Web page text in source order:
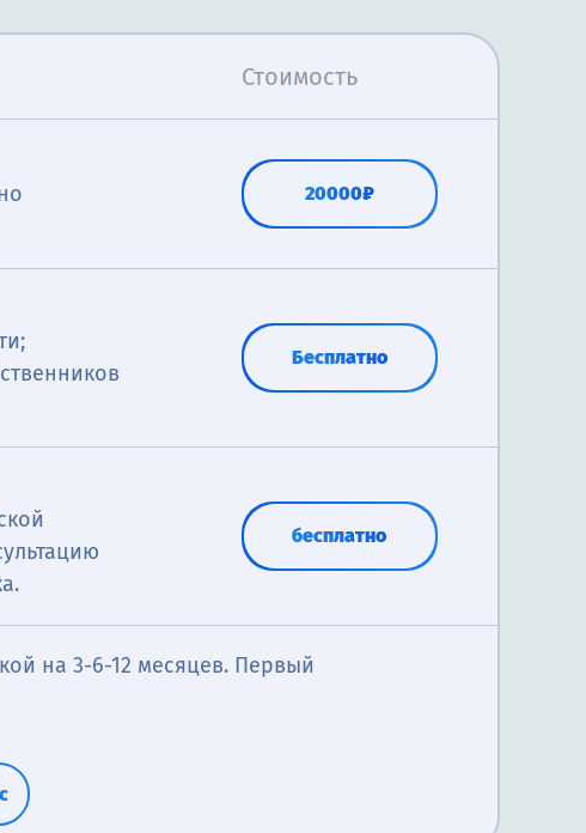
Стоимость
20000₽
Бесплатно
бесплатно
на 3-6-12 месяцев. Первый